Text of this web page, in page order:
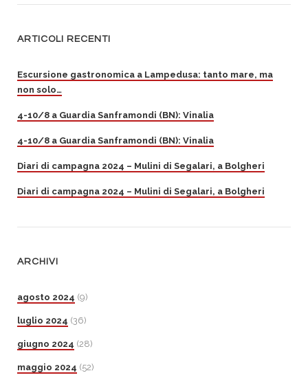
ARTICOLI RECENTI
Escursione gastronomica a Lampedusa: tanto mare, ma
non solo…
4-10/8 a Guardia Sanframondi (BN): Vinalia
4-10/8 a Guardia Sanframondi (BN): Vinalia
Diari di campagna 2024 – Mulini di Segalari, a Bolgheri
Diari di campagna 2024 – Mulini di Segalari, a Bolgheri
ARCHIVI
agosto 2024 (9)
luglio 2024 (36)
giugno 2024 (28)
maggio 2024 (52)